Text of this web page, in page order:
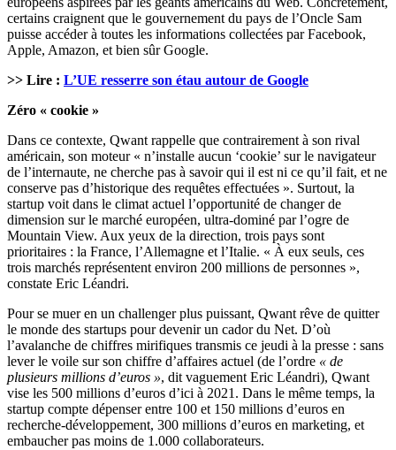
certains craignent que le gouvernement du pays de l’Oncle Sam
puisse accéder à toutes les informations collectées par Facebook,
Apple, Amazon, et bien sûr Google.
>> Lire : L’UE resserre son étau autour de Google
Zéro « cookie »
Dans ce contexte, Qwant rappelle que contrairement à son rival
américain, son moteur « n’installe aucun ‘cookie’ sur le navigateur
de l’internaute, ne cherche pas à savoir qui il est ni ce qu’il fait, et ne
conserve pas d’historique des requêtes effectuées ». Surtout, la
startup voit dans le climat actuel l’opportunité de changer de
dimension sur le marché européen, ultra-dominé par l’ogre de
Mountain View. Aux yeux de la direction, trois pays sont
prioritaires : la France, l’Allemagne et l’Italie. « À eux seuls, ces
trois marchés représentent environ 200 millions de personnes »,
constate Eric Léandri.
Pour se muer en un challenger plus puissant, Qwant rêve de quitter
le monde des startups pour devenir un cador du Net. D’où
l’avalanche de chiffres mirifiques transmis ce jeudi à la presse : sans
lever le voile sur son chiffre d’affaires actuel (de l’ordre « de
plusieurs millions d’euros », dit vaguement Eric Léandri), Qwant
vise les 500 millions d’euros d’ici à 2021. Dans le même temps, la
startup compte dépenser entre 100 et 150 millions d’euros en
recherche-développement, 300 millions d’euros en marketing, et
embaucher pas moins de 1.000 collaborateurs.